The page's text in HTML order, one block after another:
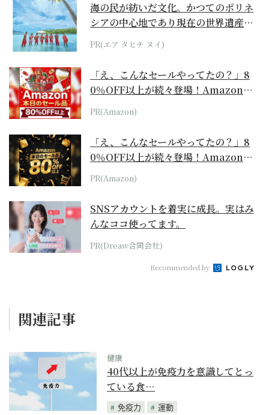
海の民が紡いだ文化。かつてのポリネ
シアの中心地であり現在の世界遺産か
らみえてくる...
PR(エア タヒチ ヌイ)
「え、こんなセールやってたの？」8
0％OFF以上が続々登場！Amazonの
本気が...
PR(Amazon)
「え、こんなセールやってたの？」8
0％OFF以上が続々登場！Amazonの
本気が...
PR(Amazon)
SNSアカウントを着実に成長。実はみ
んなココ使ってます。
PR(Dreaw合同会社)
Recommended by
関連記事
健康
40代以上が免疫力を意識してとっ
ている食…
免疫力
運動